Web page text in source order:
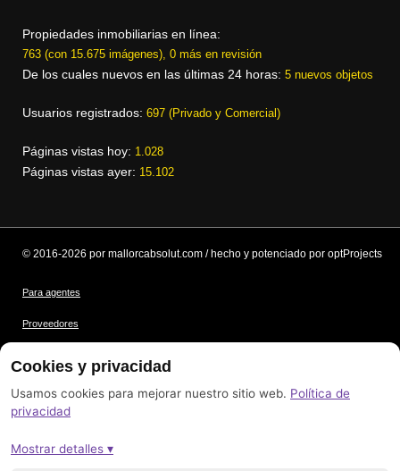
Propiedades inmobiliarias en línea:
763 (con 15.675 imágenes), 0 más en revisión
De los cuales nuevos en las últimas 24 horas: 5 nuevos objetos
Usuarios registrados: 697 (Privado y Comercial)
Páginas vistas hoy: 1.028
Páginas vistas ayer: 15.102
© 2016-2026 por mallorcabsolut.com / hecho y potenciado por optProjects
Para agentes
Proveedores
Créditos de las imágenes
Pie de imprenta
Cookies y privacidad
Usamos cookies para mejorar nuestro sitio web. Política de
privacidad
Mostrar detalles ▾